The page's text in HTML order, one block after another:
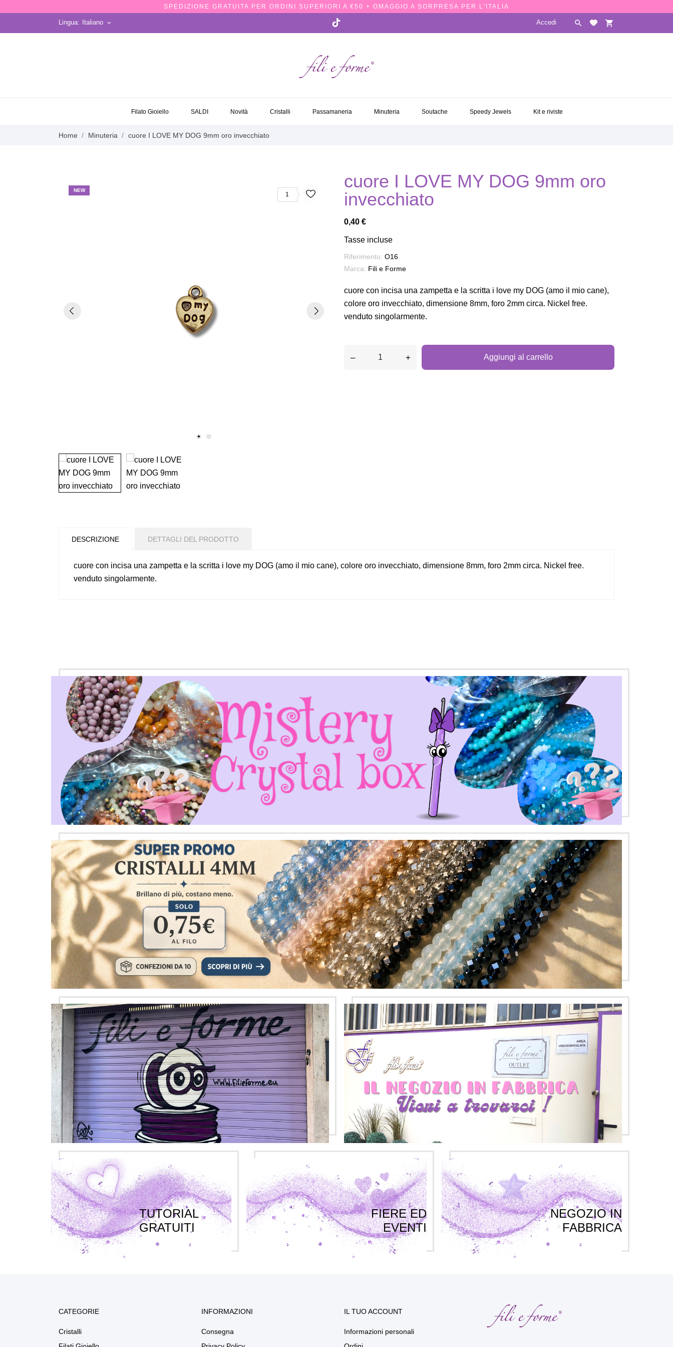
SPEDIZIONE GRATUITA PER ORDINI SUPERIORI A €50 + OMAGGIO A SORPRESA PER L'ITALIA
Lingua: Italiano keyboard_arrow_down Accedi  shopping_cart
Filato Gioiello SALDI Novità Cristalli Passamaneria Minuteria Soutache Speedy Jewels Kit e riviste
Home Minuteria cuore I LOVE MY DOG 9mm oro invecchiato
NEW
1
cuore I LOVE MY DOG 9mm oro
invecchiato
0,40 €
Tasse incluse
Riferimento: O16
Marca: Fili e Forme
cuore con incisa una zampetta e la scritta i love my DOG (amo il mio cane),
colore oro invecchiato, dimensione 8mm, foro 2mm circa. Nickel free.
venduto singolarmente.
– + Aggiungi al carrello
DESCRIZIONE DETTAGLI DEL PRODOTTO
cuore con incisa una zampetta e la scritta i love my DOG (amo il mio cane), colore oro invecchiato, dimensione 8mm, foro 2mm circa. Nickel free.
venduto singolarmente.
TUTORIAL
GRATUITI
FIERE ED
EVENTI
NEGOZIO IN
FABBRICA
CATEGORIE
Cristalli
INFORMAZIONI
Consegna
IL TUO ACCOUNT
Informazioni personali